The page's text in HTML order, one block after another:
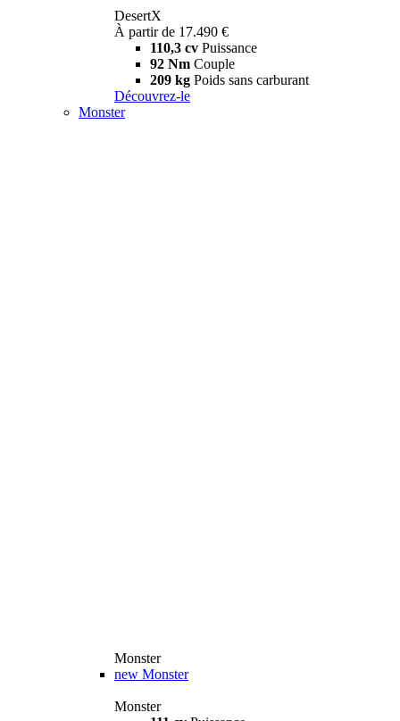
DesertX
À partir de 17.490 €
110,3 cv Puissance
92 Nm Couple
209 kg Poids sans carburant
Découvrez-le
Monster
Monster
new Monster
Monster